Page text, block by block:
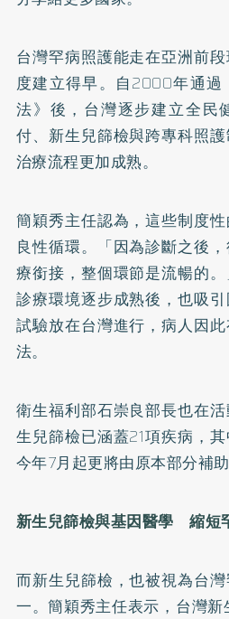
台灣罕病照護能走在亞洲前
度建立得早。自2000年通過
法》後，台灣逐步建立全民
付、新生兒篩檢與跨專科照
治療流程更加成熟。
簡穎秀主任認為，這些制度
良性循環。「因為診斷之後
療銜接，整個環節是流暢的
診療環境逐步成熟後，也吸
試驗放在台灣進行，病人因
法。
衛生福利部石崇良部長也在
生兒篩檢已涵蓋21項疾病，
今年7月起更將由原本部分補
新生兒篩檢與基因醫學 縮短
而新生兒篩檢，也被視為台
一。簡穎秀主任表示，台灣